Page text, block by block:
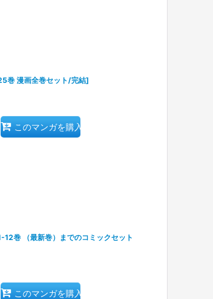
巻 漫画全巻セット/完結]
このマンガを購入
12巻 （最新巻）までのコミックセット
このマンガを購入